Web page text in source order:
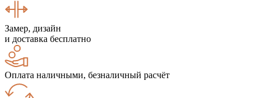
Замер, дизайн
и доставка бесплатно
Оплата наличными, безналичный расчёт